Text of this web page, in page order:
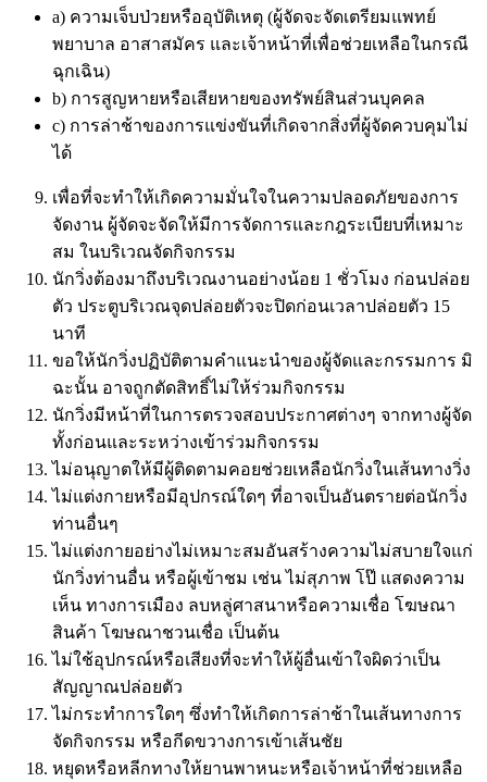
a) ความเจ็บป่วยหรืออุบัติเหตุ (ผู้จัดจะจัดเตรียมแพทย์
พยาบาล อาสาสมัคร และเจ้าหน้าที่เพื่อช่วยเหลือในกรณี
ฉุกเฉิน)
b) การสูญหายหรือเสียหายของทรัพย์สินส่วนบุคคล
c) การล่าช้าของการแข่งขันที่เกิดจากสิ่งที่ผู้จัดควบคุมไม่
ได้
เพื่อที่จะทำให้เกิดความมั่นใจในความปลอดภัยของการ
จัดงาน ผู้จัดจะจัดให้มีการจัดการและกฎระเบียบที่เหมาะ
สม ในบริเวณจัดกิจกรรม
นักวิ่งต้องมาถึงบริเวณงานอย่างน้อย 1 ชั่วโมง ก่อนปล่อย
ตัว ประตูบริเวณจุดปล่อยตัวจะปิดก่อนเวลาปล่อยตัว 15
นาที
ขอให้นักวิ่งปฏิบัติตามคำแนะนำของผู้จัดและกรรมการ มิ
ฉะนั้น อาจถูกตัดสิทธิ์ไม่ให้ร่วมกิจกรรม
นักวิ่งมีหน้าที่ในการตรวจสอบประกาศต่างๆ จากทางผู้จัด
ทั้งก่อนและระหว่างเข้าร่วมกิจกรรม
ไม่อนุญาตให้มีผู้ติดตามคอยช่วยเหลือนักวิ่งในเส้นทางวิ่ง
ไม่แต่งกายหรือมีอุปกรณ์ใดๆ ที่อาจเป็นอันตรายต่อนักวิ่ง
ท่านอื่นๆ
ไม่แต่งกายอย่างไม่เหมาะสมอันสร้างความไม่สบายใจแก่
นักวิ่งท่านอื่น หรือผู้เข้าชม เช่น ไม่สุภาพ โป๊ แสดงความ
เห็น ทางการเมือง ลบหลู่ศาสนาหรือความเชื่อ โฆษณา
สินค้า โฆษณาชวนเชื่อ เป็นต้น
ไม่ใช้อุปกรณ์หรือเสียงที่จะทำให้ผู้อื่นเข้าใจผิดว่าเป็น
สัญญาณปล่อยตัว
ไม่กระทำการใดๆ ซึ่งทำให้เกิดการล่าช้าในเส้นทางการ
จัดกิจกรรม หรือกีดขวางการเข้าเส้นชัย
หยุดหรือหลีกทางให้ยานพาหนะหรือเจ้าหน้าที่ช่วยเหลือ